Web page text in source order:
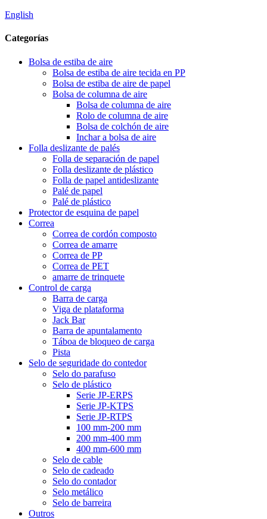
English
Categorías
Bolsa de estiba de aire
Bolsa de estiba de aire tecida en PP
Bolsa de estiba de aire de papel
Bolsa de columna de aire
Bolsa de columna de aire
Rolo de columna de aire
Bolsa de colchón de aire
Inchar a bolsa de aire
Folla deslizante de palés
Folla de separación de papel
Folla deslizante de plástico
Folla de papel antideslizante
Palé de papel
Palé de plástico
Protector de esquina de papel
Correa
Correa de cordón composto
Correa de amarre
Correa de PP
Correa de PET
amarre de trinquete
Control de carga
Barra de carga
Viga de plataforma
Jack Bar
Barra de apuntalamento
Táboa de bloqueo de carga
Pista
Selo de seguridade do contedor
Selo do parafuso
Selo de plástico
Serie JP-ERPS
Serie JP-KTPS
Serie JP-RTPS
100 mm-200 mm
200 mm-400 mm
400 mm-600 mm
Selo de cable
Selo de cadeado
Selo do contador
Selo metálico
Selo de barreira
Outros